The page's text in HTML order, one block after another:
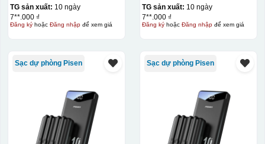
IN Decal lên GỐM SỨ
Bước 1: Tạo khuôn in để tạo ra Decal Bước 2: Dán
decal lên gốm sứ Bước 3: Cho vào lò nung ở nhiệt độ
700-800 độ CBước 1: Tạo ra DECALĐể tạo ra decal
TG sản xuất: 10 ngày
7**.000 ₫
Đăng kýhoặc Đăng nhậpđể xem giá
TG sản xuất: 10 ngày
7**.000 ₫
Đăng kýhoặc Đăng nhậpđể xem giá
Sạc dự phòng Pisen Sạc dự phòng Pisen